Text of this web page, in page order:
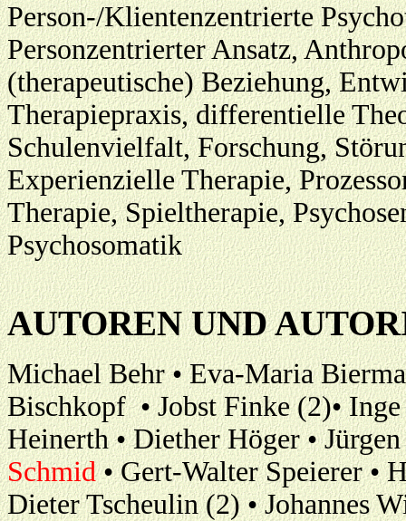
Person-/Klientenzentrierte
Personzentrierter Ansatz,
(therapeutische) Beziehung,
Therapiepraxis, differentielle
Schulenvielfalt, Forschung,
Experienzielle Therapie,
Therapie, Spieltherapie,
Psychosomatik
AUTOREN UND
Michael Behr • Eva-Maria
Bischkopf • Jobst Finke (2)•
Heinerth • Diether Höger •
Schmid• Gert-Walter Speierer •
Dieter Tscheulin (2) • Johannes